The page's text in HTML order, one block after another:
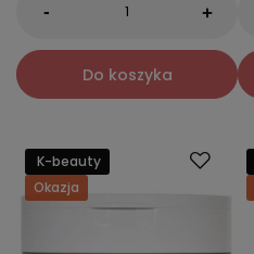
- +
Do koszyka
K-beauty
Okazja